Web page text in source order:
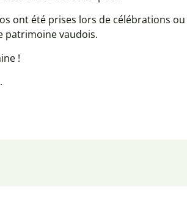
ont été prises lors de célébrations ou
patrimoine vaudois.
!